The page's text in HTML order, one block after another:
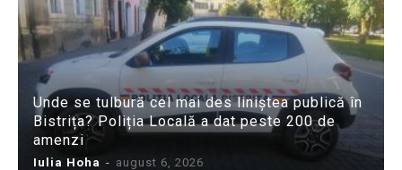
Unde se tulbură cel mai des liniștea publică în
Bistrița? Poliția Locală a dat peste 200 de
amenzi
Iulia Hoha - august 6, 2026